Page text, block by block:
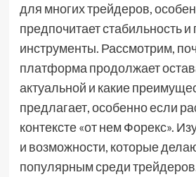
для многих трейдеров,
предпочитает стабильность
инструменты. Рассмотрим,
платформа продолжает
актуальной и какие
предлагает, особенно если
контексте «от нем Форекс».
и возможности, которые
популярным среди